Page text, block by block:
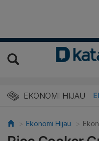
EKONOMI HIJAU
Energi Baru
Ekonomi Hijau